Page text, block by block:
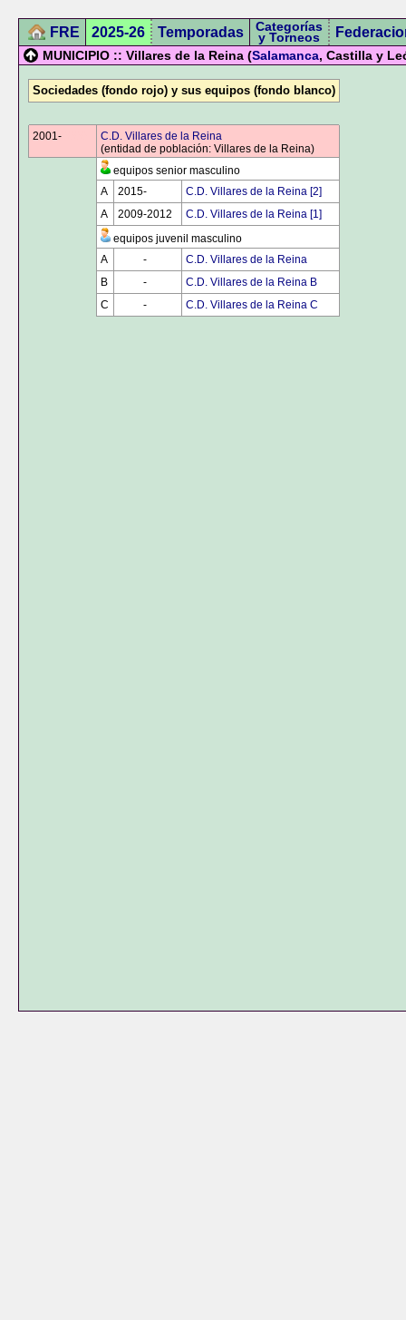
FRE 2025-26 Temporadas Categorías
y Torneos
MUNICIPIO :: Villares de la Reina (Salamanca, Castilla y
Sociedades (fondo rojo) y sus equipos (fondo blanco)
2001-
C.D. Villares de la Reina
(entidad de población: Villares de la Reina)
equipos senior masculino
A
2015-
C.D. Villares de la Reina [2]
A
2009-2012
C.D. Villares de la Reina [1]
equipos juvenil masculino
A
-
C.D. Villares de la Reina
B
-
C.D. Villares de la Reina B
C
- C.D. Villares de la Reina C